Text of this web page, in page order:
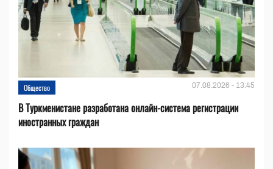
Общество 07.08.2026 - 13:45
В Туркменистане разработана онлайн-система регистрации
иностранных граждан